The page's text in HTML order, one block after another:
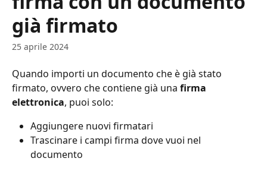
già firmato
25 aprile 2024
Quando importi un documento che è già stato
firmato, ovvero che contiene già una firma
elettronica, puoi solo:
Aggiungere nuovi firmatari
Trascinare i campi firma dove vuoi nel
documento